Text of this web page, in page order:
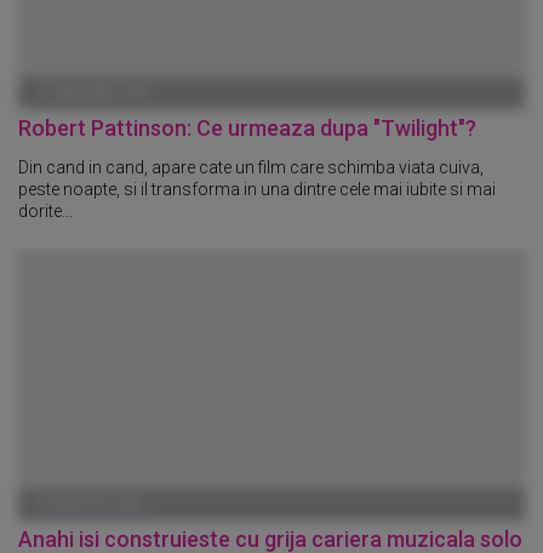
Robert Pattinson: Ce urmeaza dupa "Twilight"?
Din cand in cand, apare cate un film care schimba viata cuiva,
peste noapte, si il transforma in una dintre cele mai iubite si mai
dorite...
Anahi isi construieste cu grija cariera muzicala solo